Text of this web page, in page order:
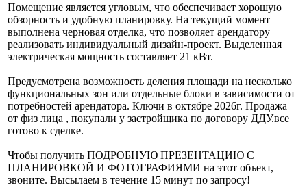
Помещение является угловым, что обеспечивает хорошую
обзорность и удобную планировку. На текущий момент
выполнена черновая отделка, что позволяет арендатору
реализовать индивидуальный дизайн-проект. Выделенная
электрическая мощность составляет 21 кВт.
Предусмотрена возможность деления площади на несколько
функциональных зон или отдельные блоки в зависимости от
потребностей арендатора. Ключи в октябре 2026г. Продажа
от физ лица , покупали у застройщика по договору ДДУ.все
готово к сделке.
Чтобы получить ПОДРОБНУЮ ПРЕЗЕНТАЦИЮ С
ПЛАНИРОВКОЙ И ФОТОГРАФИЯМИ на этот объект,
звоните. Высылаем в течение 15 минут по запросу!